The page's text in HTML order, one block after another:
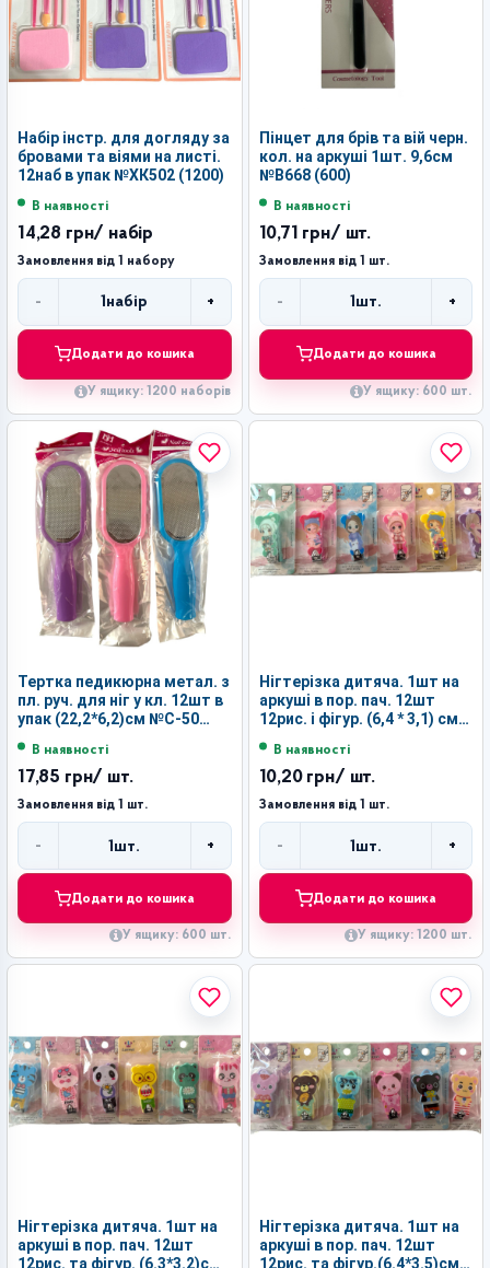
Набір інстр. для догляду за
бровами та віями на листі.
12наб в упак №ХК502 (1200)
В наявності
14,28 грн/ набір
Замовлення від 1 набору
-
Кількість
1набір +
Додати до кошика
У ящику: 1200 наборів
Пінцет для брів та вій черн.
кол. на аркуші 1шт. 9,6см
№В668 (600)
В наявності
10,71 грн/ шт.
Замовлення від 1 шт.
- 1шт. +
Додати до кошика
У ящику: 600 шт.
Тертка педикюрна метал. з
пл. руч. для ніг у кл. 12шт в
упак (22,2*6,2)см №С-50
В наявності
17,85 грн/ шт.
Замовлення від 1 шт.
- 1 шт. +
Додати до кошика
У ящику: 600 шт.
Нігтерізка дитяча. 1шт на
аркуші в пор. пач. 12шт
12рис. і фігур. (6,4 * 3,1) см
В наявності
10,20 грн/ шт.
Замовлення від 1 шт.
- 1 шт. +
Додати до кошика
У ящику: 1200 шт.
Нігтерізка дитяча. 1шт на
аркуші в пор. пач. 12шт
12рис. та фігур. (6.3*3.2)см
Нігтерізка дитяча. 1шт на
аркуші в пор. пач. 12шт
12рис. та фігур.(6.4*3.5)см